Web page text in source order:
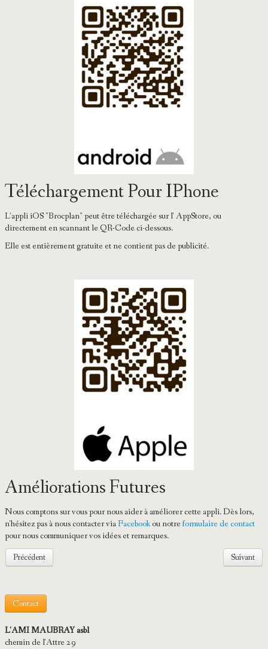
Téléchargement Pour IPhone
L'appli iOS "Brocplan" peut être téléchargée sur l' AppStore, ou
directement en scannant le QR-Code ci-dessous.
Elle est entièrement gratuite et ne contient pas de publicité.
Améliorations Futures
Nous comptons sur vous pour nous aider à améliorer cette appli. Dès lors,
n'hésitez pas à nous contacter viaFacebookou notreformulaire de contact
pour nous communiquer vos idées et remarques.
Précédent Suivant
Contact
L'AMI MAUBRAY asbl
chemin de l'Attre 29